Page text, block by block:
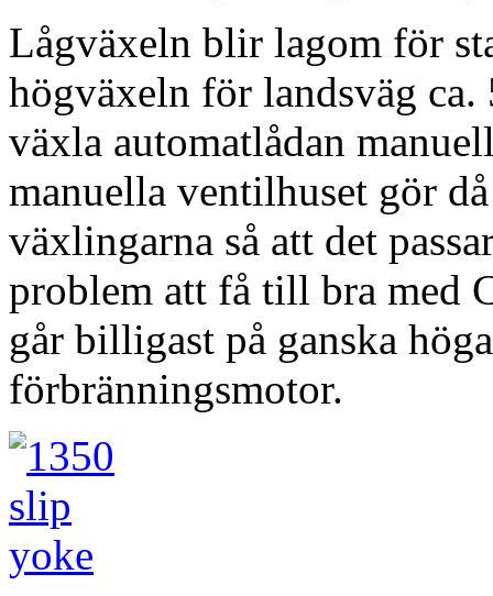
Lågväxeln blir lagom för
högväxeln för landsväg
växla automatlådan
manuella ventilhuset gör
växlingarna så att det
problem att få till bra med
går billigast på ganska
förbränningsmotor.